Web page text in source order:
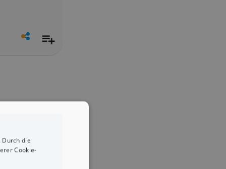
die
Cookie-